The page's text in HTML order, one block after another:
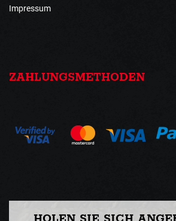
Impressum
ZAHLUNGSMETHODEN